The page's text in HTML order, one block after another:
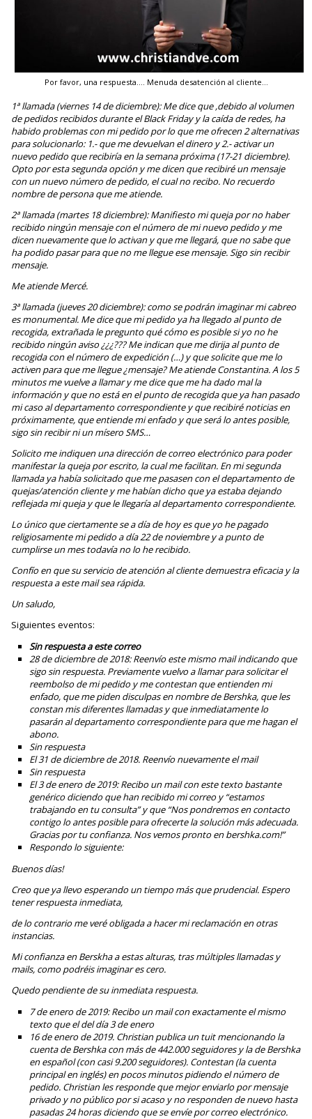
Por favor, una respuesta…. Menuda desatención al cliente…
1ª llamada (viernes 14 de diciembre): Me dice que ,debido al volumen
de pedidos recibidos durante el Black Friday y la caída de redes, ha
habido problemas con mi pedido por lo que me ofrecen 2 alternativas
para solucionarlo: 1.- que me devuelvan el dinero y 2.- activar un
nuevo pedido que recibiría en la semana próxima (17-21 diciembre).
Opto por esta segunda opción y me dicen que recibiré un mensaje
con un nuevo número de pedido, el cual no recibo. No recuerdo
nombre de persona que me atiende.
2ª llamada (martes 18 diciembre): Manifiesto mi queja por no haber
recibido ningún mensaje con el número de mi nuevo pedido y me
dicen nuevamente que lo activan y que me llegará, que no sabe que
ha podido pasar para que no me llegue ese mensaje. Sigo sin recibir
mensaje.
Me atiende Mercé.
3ª llamada (jueves 20 diciembre): como se podrán imaginar mi cabreo
es monumental. Me dice que mi pedido ya ha llegado al punto de
recogida, extrañada le pregunto qué cómo es posible si yo no he
recibido ningún aviso ¿¿¿??? Me indican que me dirija al punto de
recogida con el número de expedición (…) y que solicite que me lo
activen para que me llegue ¿mensaje? Me atiende Constantina. A los 5
minutos me vuelve a llamar y me dice que me ha dado mal la
información y que no está en el punto de recogida que ya han pasado
mi caso al departamento correspondiente y que recibiré noticias en
próximamente, que entiende mi enfado y que será lo antes posible,
sigo sin recibir ni un mísero SMS…
Solicito me indiquen una dirección de correo electrónico para poder
manifestar la queja por escrito, la cual me facilitan. En mi segunda
llamada ya había solicitado que me pasasen con el departamento de
quejas/atención cliente y me habían dicho que ya estaba dejando
reflejada mi queja y que le llegaría al departamento correspondiente.
Lo único que ciertamente se a día de hoy es que yo he pagado
religiosamente mi pedido a día 22 de noviembre y a punto de
cumplirse un mes todavía no lo he recibido.
Confío en que su servicio de atención al cliente demuestra eficacia y la
respuesta a este mail sea rápida.
Un saludo,
Siguientes eventos:
Sin respuesta a este correo
28 de diciembre de 2018: Reenvío este mismo mail indicando que
sigo sin respuesta. Previamente vuelvo a llamar para solicitar el
reembolso de mi pedido y me contestan que entienden mi
enfado, que me piden disculpas en nombre de Bershka, que les
constan mis diferentes llamadas y que inmediatamente lo
pasarán al departamento correspondiente para que me hagan el
abono.
Sin respuesta
El 31 de diciembre de 2018. Reenvío nuevamente el mail
Sin respuesta
El 3 de enero de 2019: Recibo un mail con este texto bastante
genérico diciendo que han recibido mi correo y “estamos
trabajando en tu consulta” y que “Nos pondremos en contacto
contigo lo antes posible para ofrecerte la solución más adecuada.
Gracias por tu confianza. Nos vemos pronto en bershka.com!”
Respondo lo siguiente:
Buenos días!
Creo que ya llevo esperando un tiempo más que prudencial. Espero
tener respuesta inmediata,
de lo contrario me veré obligada a hacer mi reclamación en otras
instancias.
Mi confianza en Berskha a estas alturas, tras múltiples llamadas y
mails, como podréis imaginar es cero.
Quedo pendiente de su inmediata respuesta.
7 de enero de 2019: Recibo un mail con exactamente el mismo
texto que el del día 3 de enero
16 de enero de 2019. Christian publica un tuit mencionando la
cuenta de Bershka con más de 442.000 seguidores y la de Bershka
en español (con casi 9.200 seguidores). Contestan (la cuenta
principal en inglés) en pocos minutos pidiendo el número de
pedido. Christian les responde que mejor enviarlo por mensaje
privado y no público por si acaso y no responden de nuevo hasta
pasadas 24 horas diciendo que se envíe por correo electrónico.